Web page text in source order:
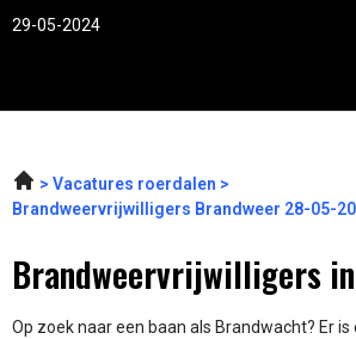
29-05-2024
Vacatures roerdalen
Brandweervrijwilligers Brandweer 28-05-
Brandweervrijwilligers
Op zoek naar een baan als Brandwacht? Er